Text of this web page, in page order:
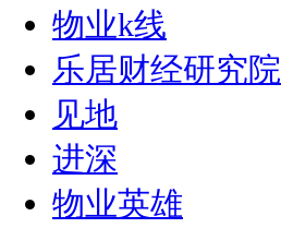
物业k线
乐居财经研究院
见地
进深
物业英雄